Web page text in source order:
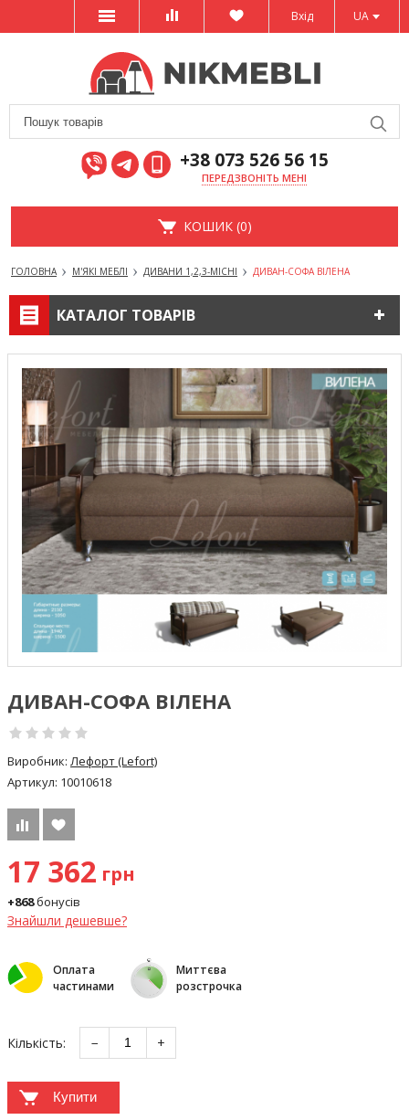
UA
Вхід
+38 073 526 56 15
ПЕРЕДЗВОНІТЬ МЕНІ
КОШИК (0)
ГОЛОВНА М'ЯКІ МЕБЛІ ДИВАНИ 1,2,3-МІСНІ ДИВАН-СОФА ВІЛЕНА
КАТАЛОГ ТОВАРІВ
ДИВАН-СОФА ВІЛЕНА
Виробник: Лефорт (Lefort)
Артикул: 10010618
17 362 грн
+868бонусів
Знайшли дешевше?
Оплата
частинами
Миттєва
розстрочка
Кількість: − +
Купити